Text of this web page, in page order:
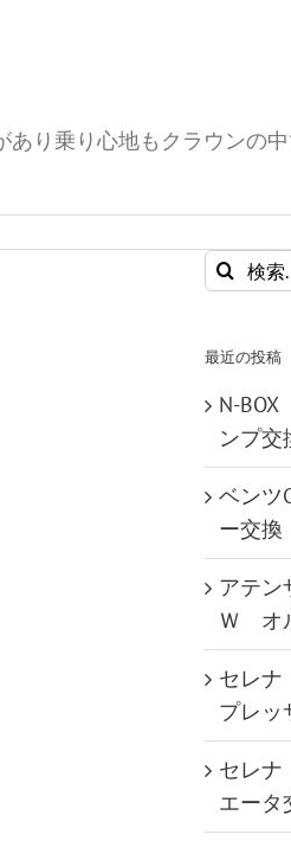
り乗り心地もクラウンの
検
索
最近の投稿
N-
ンプ交
ベンツ
ー交換
アテ
Ｗ オ
セレ
プレッ
セレ
エータ